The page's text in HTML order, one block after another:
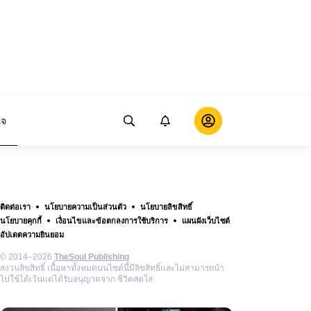
ติดต่อเรา นโยบายความเป็นส่วนตัว
นโยบายลิขสิทธิ์
นโยบายคุกกี้
เงื่อนไขและข้อตกลงการใช้บริการ
แผนผังเว็บไซต์
อัปเดตความยินยอม
© 2014–2026 TheSoul Publishing
สงวนลิขสิทธิ์ เนื้อหาทั้งหมดบนไซต์นี้มีลิขสิทธิ์และไม่สามารถนำ
ไปใช้ได้เว้นแต่ได้รับอนุญาตจาก ชีวิตสดใส